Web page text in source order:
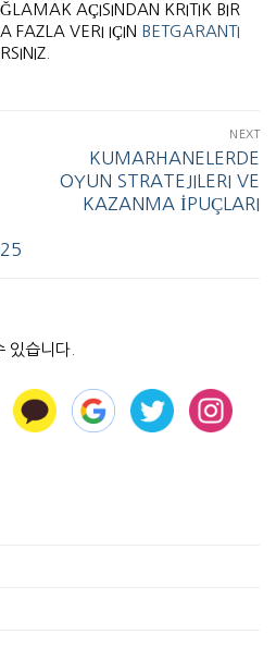
AÇISINDAN KRITIK BIR
FAZLA VERI IÇIN BETGARANTI
NEXT
KUMARHANELERDE
OYUN STRATEJILERI VE
KAZANMA İPUÇLARI
있습니다.